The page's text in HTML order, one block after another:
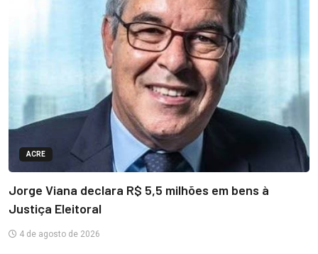
ACRE
Jorge Viana declara R$ 5,5 milhões em bens à
Justiça Eleitoral
4 de agosto de 2026